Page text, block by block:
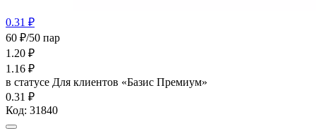
0.31 ₽
60 ₽/50 пар
1.20 ₽
1.16 ₽
в статусе Для клиентов «Базис Премиум»
0.31 ₽
Код: 31840